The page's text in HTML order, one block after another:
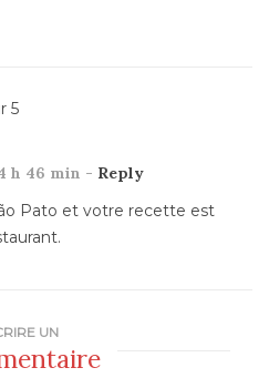
5
h 46 min - Reply
Pato et votre recette est
UN